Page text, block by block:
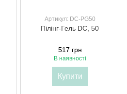
Артикул: DC-PG50
Пілінг-Гель DC, 50
517 грн
В наявності
Купити